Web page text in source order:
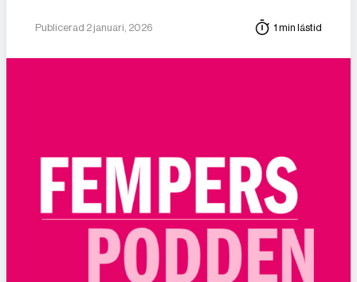
Publicerad 2 januari, 2026 1 min lästid